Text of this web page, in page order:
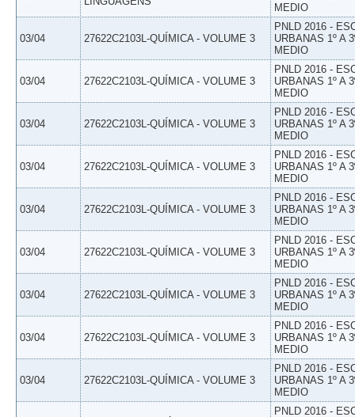
MEDIO
03/04 27622C2103L-QUÍMICA - VOLUME 3
PNLD 2016 -
URBANAS 1º A
MEDIO
03/04 27622C2103L-QUÍMICA - VOLUME 3
PNLD 2016 -
URBANAS 1º A
MEDIO
03/04 27622C2103L-QUÍMICA - VOLUME 3
PNLD 2016 -
URBANAS 1º A
MEDIO
03/04 27622C2103L-QUÍMICA - VOLUME 3
PNLD 2016 -
URBANAS 1º A
MEDIO
03/04 27622C2103L-QUÍMICA - VOLUME 3
PNLD 2016 -
URBANAS 1º A
MEDIO
03/04 27622C2103L-QUÍMICA - VOLUME 3
PNLD 2016 -
URBANAS 1º A
MEDIO
03/04 27622C2103L-QUÍMICA - VOLUME 3
PNLD 2016 -
URBANAS 1º A
MEDIO
03/04 27622C2103L-QUÍMICA - VOLUME 3
PNLD 2016 -
URBANAS 1º A
MEDIO
03/04 27622C2103L-QUÍMICA - VOLUME 3
PNLD 2016 -
URBANAS 1º A
MEDIO
PNLD 2016 -